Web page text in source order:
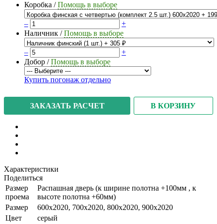
Коробка /Помощь в выборе
–
+
Наличник /Помощь в выборе
–
+
Добор /Помощь в выборе
Купить погонаж отдельно
ЗАКАЗАТЬ РАСЧЕТ В КОРЗИНУ
Характеристики
Поделиться
Размер
проема
Распашная дверь (к ширине полотна +100мм , к
высоте полотна +60мм)
Размер
600x2020, 700x2020, 800x2020, 900x2020
Цвет
серый